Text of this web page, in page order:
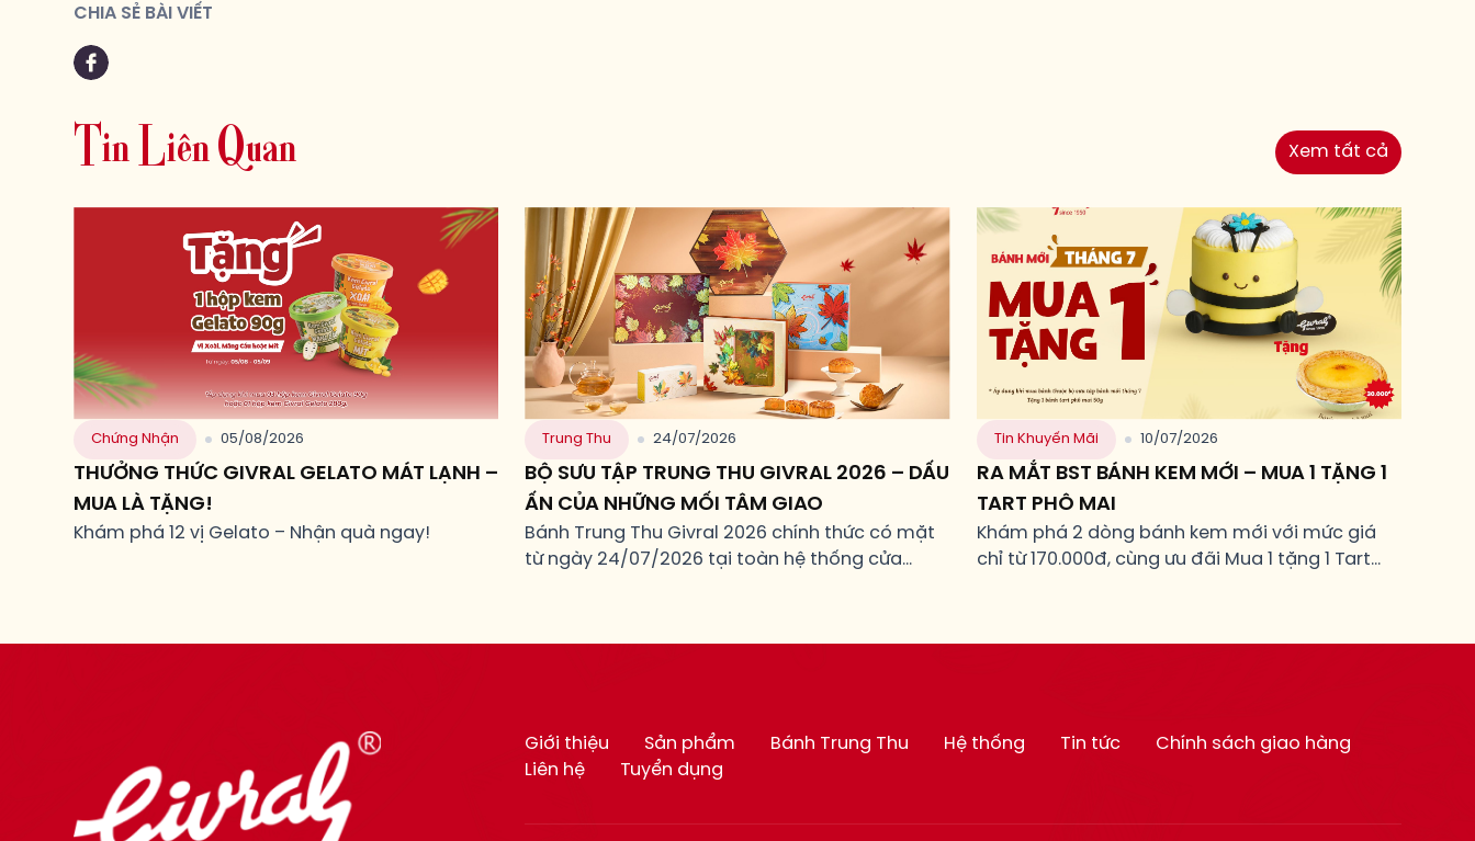
CHIA SẺ BÀI VIẾT
in Liên Quan Xem tất cả
Chứng Nhận 05/08/2026
THƯỞNG THỨC GIVRAL GELATO MÁT LẠNH –
MUA LÀ TẶNG!
Khám phá 12 vị Gelato – Nhận quà ngay!
Trung Thu 24/07/2026
BỘ SƯU TẬP TRUNG THU GIVRAL 2026 – DẤU
ẤN CỦA NHỮNG MỐI TÂM GIAO
Bánh Trung Thu Givral 2026 chính thức có mặt
từ ngày 24/07/2026 tại toàn hệ thống cửa
Tin Khuyến Mãi 10/07/2026
RA MẮT BST BÁNH KEM MỚI – MUA 1 TẶNG 1
TART PHÔ MAI
Khám phá 2 dòng bánh kem mới với mức giá
chỉ từ 170.000đ, cùng ưu đãi Mua 1 tặng 1 Tart
Giới thiệu Sản phẩm Bánh Trung Thu Hệ thống Tin tức
Chính sách giao hàng
Liên hệ
Tuyển dụng